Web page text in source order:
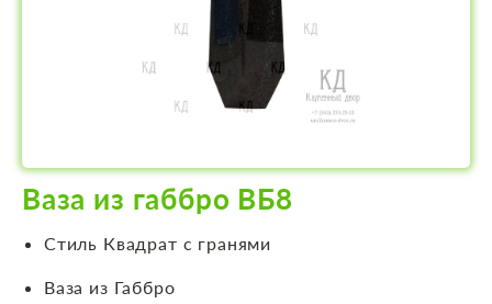
Ваза из габбро ВБ8
Стиль Квадрат с гранями
Ваза из Габбро